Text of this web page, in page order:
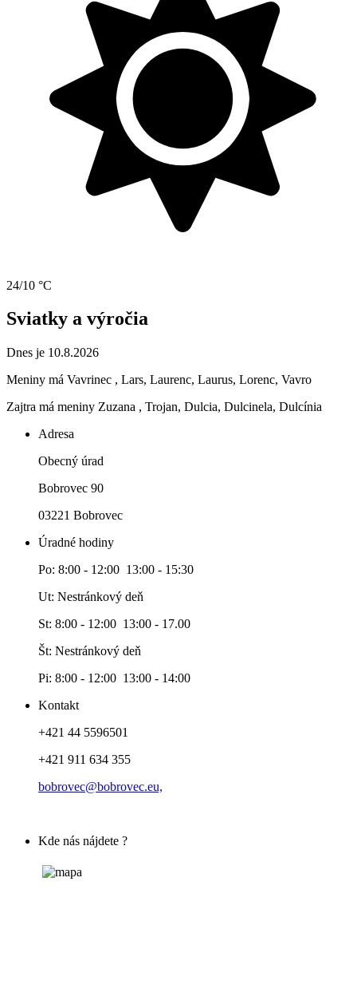
24/10 °C
Sviatky a výročia
Dnes je 10.8.2026
Meniny má Vavrinec , Lars, Laurenc, Laurus, Lorenc, Vavro
Zajtra má meniny Zuzana , Trojan, Dulcia, Dulcinela, Dulcínia
Adresa
Obecný úrad
Bobrovec 90
03221 Bobrovec
Úradné hodiny
Po: 8:00 - 12:00 13:00 - 15:30
Ut: Nestránkový deň
St: 8:00 - 12:00 13:00 - 17.00
Št: Nestránkový deň
Pi: 8:00 - 12:00 13:00 - 14:00
Kontakt
+421 44 5596501
+421 911 634 355
bobrovec@bobrovec.eu,
Kde nás nájdete ?